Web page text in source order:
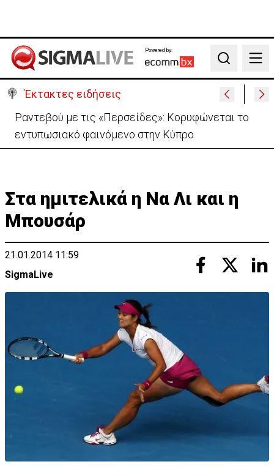
Powered by:
Search
Έκτακτες ειδήσεις
Ραντεβού με τις «Περσείδες»: Κορυφώνεται το
εντυπωσιακό φαινόμενο στην Κύπρο
Στα ημιτελικά η Να Λι και η
Μπουσάρ
21.01.2014 11:59
SigmaLive